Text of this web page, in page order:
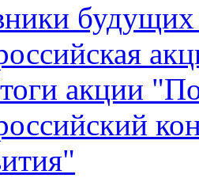
акции